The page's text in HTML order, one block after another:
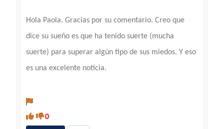
Hola Paola. Gracias por su comentario. Creo que
dice su sueño es que ha tenido suerte (mucha
suerte) para superar algún tipo de sus miedos. Y eso
es una excelente noticia.
0